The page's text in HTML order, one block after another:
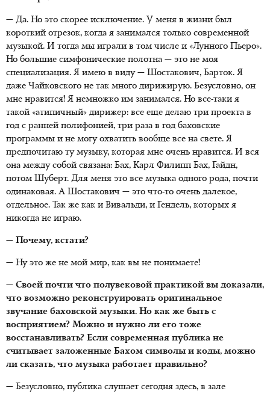
— Да. Но это скорее исключение. У меня в жизни был
короткий отрезок, когда я занимался только современной
музыкой. И тогда мы играли в том числе и «Лунного Пьеро».
Но большие симфонические полотна — это не моя
специализация. Я имею в виду — Шостакович, Барток. Я
даже Чайковского не так много дирижирую. Безусловно, он
мне нравится! Я немножко им занимался. Но все-таки я
такой «атипичный» дирижер: все еще делаю три проекта в
год с ранней полифонией, три раза в год баховские
программы и не могу охватить вообще все на свете. Я
предпочитаю ту музыку, которая мне очень нравится. И вся
она между собой связана: Бах, Карл Филипп Бах, Гайдн,
потом Шуберт. Для меня это все музыка одного рода, почти
одинаковая. А Шостакович — это что-то очень далекое,
отдельное. Так же как и Вивальди, и Гендель, которых я
никогда не играю.
— Почему, кстати?
— Ну это же не мой мир, как вы не понимаете!
— Своей почти что полувековой практикой вы доказали,
что возможно реконструировать оригинальное
звучание баховской музыки. Но как же быть с
восприятием? Можно и нужно ли его тоже
восстанавливать? Если современная публика не
считывает заложенные Бахом символы и коды, можно
ли сказать, что музыка работает правильно?
— Безусловно, публика слушает сегодня здесь, в зале